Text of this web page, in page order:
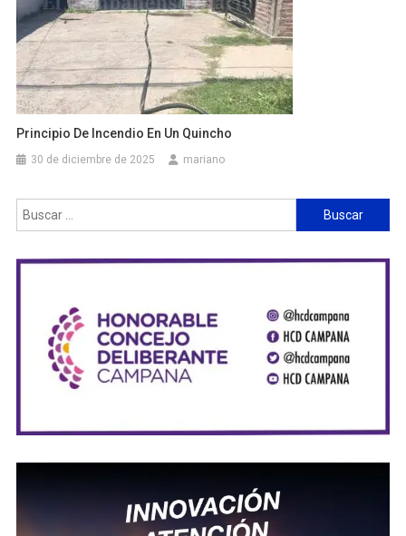
Principio De Incendio En Un Quincho
30 de diciembre de 2025 mariano
Buscar: